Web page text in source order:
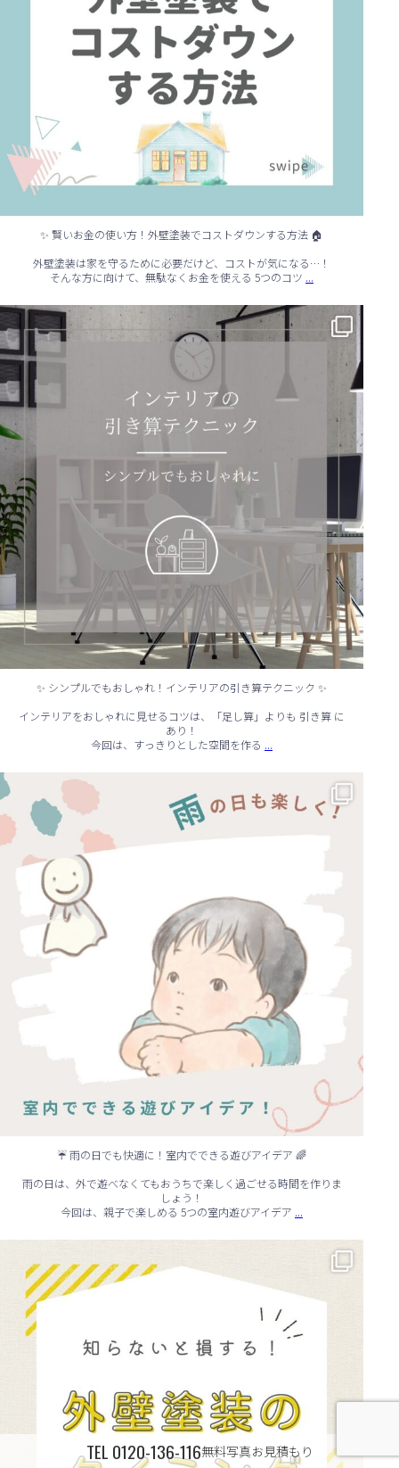
✨ 賢いお金の使い方！外壁塗装でコストダウンする方法 🏠
外壁塗装は家を守るために必要だけど、コストが気になる…！
そんな方に向けて、無駄なくお金を使える 5つのコツ ...
✨ シンプルでもおしゃれ！インテリアの引き算テクニック ✨
...
✨ シンプルでもおしゃれ！インテリアの引き算テクニック ✨
インテリアをおしゃれに見せるコツは、「足し算」よりも 引き算 に
あり！
今回は、すっきりとした空間を作る ...
☔ 雨の日でも快適に！室内でできる遊びアイデア 🌈
...
☔ 雨の日でも快適に！室内でできる遊びアイデア 🌈
雨の日は、外で遊べなくてもおうちで楽しく過ごせる時間を作りま
しょう！
今回は、親子で楽しめる 5つの室内遊びアイデア ...
...
TEL 0120-136-116無料写真お見積もり